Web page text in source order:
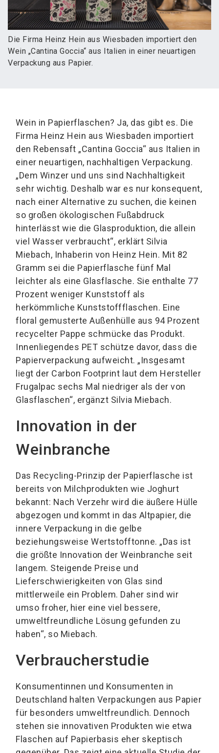
Die Firma Heinz Hein aus Wiesbaden importiert den
Wein „Cantina Goccia“ aus Italien in einer neuartigen
Verpackung aus Papier.
Wein in Papierflaschen? Ja, das gibt es. Die
Firma Heinz Hein aus Wiesbaden importiert
den Rebensaft „Cantina Goccia“ aus Italien in
einer neuartigen, nachhaltigen Verpackung.
„Dem Winzer und uns sind Nachhaltigkeit
sehr wichtig. Deshalb war es nur konsequent,
nach einer Alternative zu suchen, die keinen
so großen ökologischen Fußabdruck
hinterlässt wie die Glasproduktion, die allein
viel Wasser verbraucht“, erklärt Silvia
Miebach, Inhaberin von Heinz Hein. Mit 82
Gramm sei die Papierflasche fünf Mal
leichter als eine Glasflasche. Sie enthalte 77
Prozent weniger Kunststoff als
herkömmliche Kunststoffflaschen. Eine
floral gemusterte Außenhülle aus 94 Prozent
recycelter Pappe schmücke das Produkt.
Innenliegendes PET schütze davor, dass die
Papierverpackung aufweicht. „Insgesamt
liegt der Carbon Footprint laut dem Hersteller
Frugalpac sechs Mal niedriger als der von
Glasflaschen“, ergänzt Silvia Miebach.
Innovation in der
Weinbranche
Das Recycling-Prinzip der Papierflasche ist
bereits von Milchprodukten wie Joghurt
bekannt: Nach Verzehr wird die äußere Hülle
abgezogen und kommt in das Altpapier, die
innere Verpackung in die gelbe
beziehungsweise Wertstofftonne. „Das ist
die größte Innovation der Weinbranche seit
langem. Steigende Preise und
Lieferschwierigkeiten von Glas sind
mittlerweile ein Problem. Daher sind wir
umso froher, hier eine viel bessere,
umweltfreundliche Lösung gefunden zu
haben“, so Miebach.
Verbraucherstudie
Konsumentinnen und Konsumenten in
Deutschland halten Verpackungen aus Papier
für besonders umweltfreundlich. Dennoch
stehen sie innovativen Produkten wie etwa
Flaschen auf Papierbasis eher skeptisch